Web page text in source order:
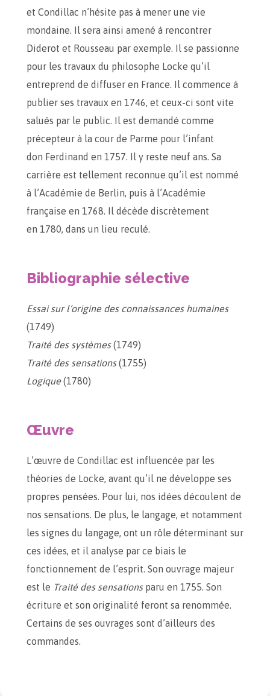
et Condillac n’hésite pas à mener une vie
mondaine. Il sera ainsi amené à rencontrer
Diderot et Rousseau par exemple. Il se passionne
pour les travaux du philosophe Locke qu’il
entreprend de diffuser en France. Il commence à
publier ses travaux en 1746, et ceux-ci sont vite
salués par le public. Il est demandé comme
précepteur à la cour de Parme pour l’infant
don Ferdinand en 1757. Il y reste neuf ans. Sa
carrière est tellement reconnue qu’il est nommé
à l’Académie de Berlin, puis à l’Académie
française en 1768. Il décède discrètement
en 1780, dans un lieu reculé.
Bibliographie sélective
Essai sur l’origine des connaissances humaines
(1749)
Traité des systèmes(1749)
Traité des sensations(1755)
Logique(1780)
Œuvre
L’œuvre de Condillac est influencée par les
théories de Locke, avant qu’il ne développe ses
propres pensées. Pour lui, nos idées découlent de
nos sensations. De plus, le langage, et notamment
les signes du langage, ont un rôle déterminant sur
ces idées, et il analyse par ce biais le
fonctionnement de l’esprit. Son ouvrage majeur
est le Traité des sensationsparu en 1755. Son
écriture et son originalité feront sa renommée.
Certains de ses ouvrages sont d’ailleurs des
commandes.